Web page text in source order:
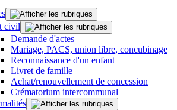
civil
Demande d'actes
Mariage, PACS, union libre, concubinage
Reconnaissance d'un enfant
Livret de famille
Achat/renouvellement de concession
Crématorium intercommunal